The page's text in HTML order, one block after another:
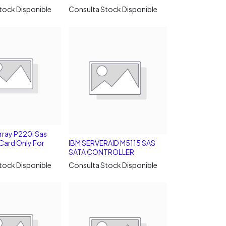
Disponible
Consulta Stock Disponible
P220i Sas
Only For
Disponible
IBM SERVERAID M5115 SAS
SATA CONTROLLER
Consulta Stock Disponible